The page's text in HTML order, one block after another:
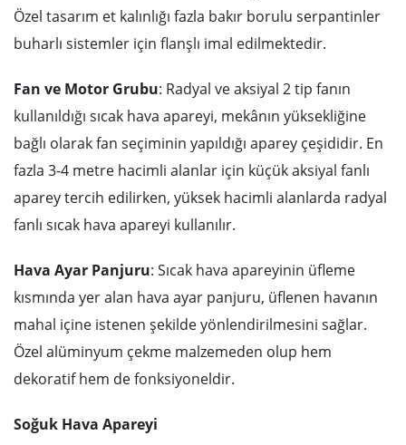
Özel tasarım et kalınlığı fazla bakır borulu serpantinler
buharlı sistemler için flanşlı imal edilmektedir.
Fan ve Motor Grubu: Radyal ve aksiyal 2 tip fanın
kullanıldığı sıcak hava apareyi, mekânın yüksekliğine
bağlı olarak fan seçiminin yapıldığı aparey çeşididir. En
fazla 3-4 metre hacimli alanlar için küçük aksiyal fanlı
aparey tercih edilirken, yüksek hacimli alanlarda radyal
fanlı sıcak hava apareyi kullanılır.
Hava Ayar Panjuru: Sıcak hava apareyinin üfleme
kısmında yer alan hava ayar panjuru, üflenen havanın
mahal içine istenen şekilde yönlendirilmesini sağlar.
Özel alüminyum çekme malzemeden olup hem
dekoratif hem de fonksiyoneldir.
Soğuk Hava Apareyi